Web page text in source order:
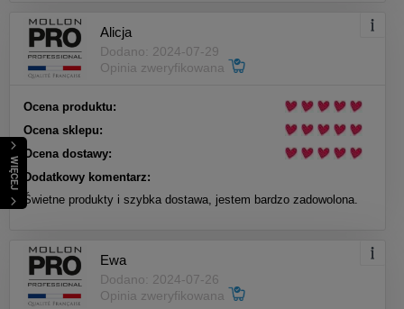
WIĘCEJ
Alicja
Dodano: 2024-07-29
Opinia zweryfikowana
Ocena produktu:
Ocena sklepu:
Ocena dostawy:
Dodatkowy komentarz:
Świetne produkty i szybka dostawa, jestem bardzo zadowolona.
Ewa
Dodano: 2024-07-26
Opinia zweryfikowana